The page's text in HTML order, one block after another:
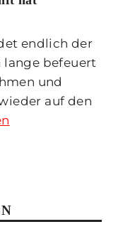
endlich der
lange befeuert
und
auf den